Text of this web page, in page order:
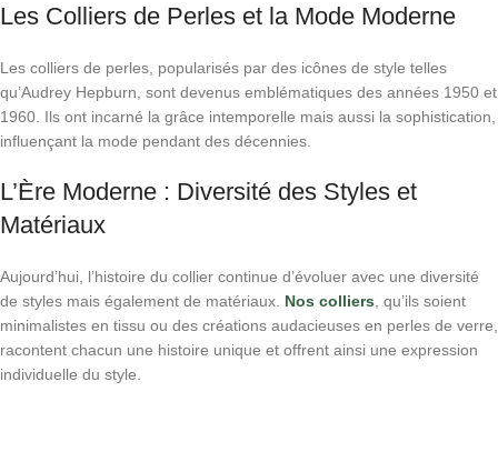
Les Colliers de Perles et la Mode Moderne
Les colliers de perles, popularisés par des icônes de style telles
qu’Audrey Hepburn, sont devenus emblématiques des années 1950 et
1960. Ils ont incarné la grâce intemporelle mais aussi la sophistication,
influençant la mode pendant des décennies.
L’Ère Moderne : Diversité des Styles et
Matériaux
Aujourd’hui, l’histoire du collier continue d’évoluer avec une diversité
de styles mais également de matériaux. Nos colliers , qu’ils soient
minimalistes en tissu ou des créations audacieuses en perles de verre,
racontent chacun une histoire unique et offrent ainsi une expression
individuelle du style.